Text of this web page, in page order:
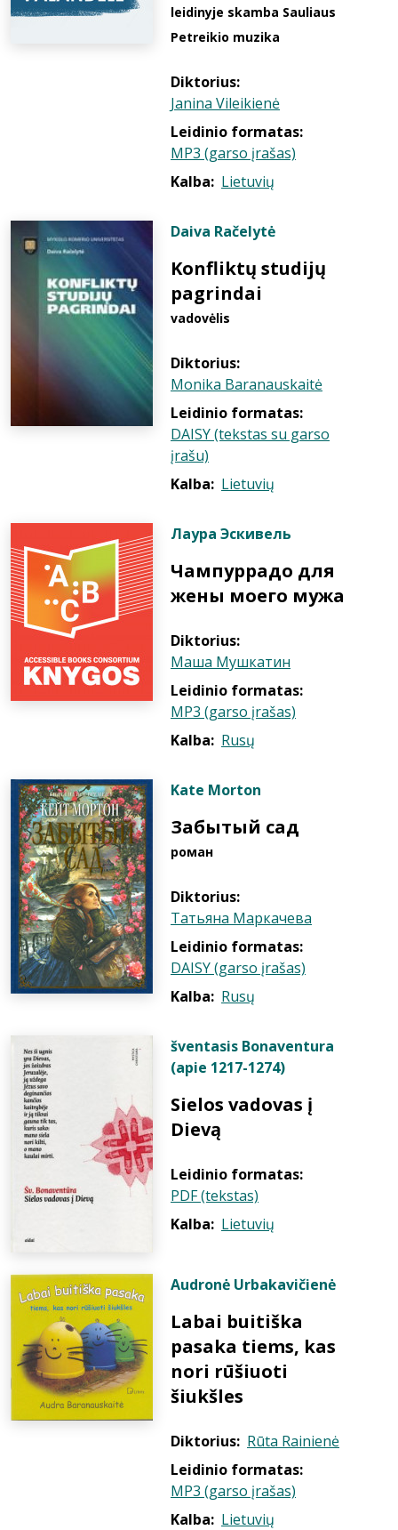
leidinyje skamba Sauliaus
Petreikio muzika
Diktorius:
Janina Vileikienė
Leidinio formatas:
MP3 (garso įrašas)
Kalba: Lietuvių
Daiva Račelytė
Konfliktų studijų
pagrindai
vadovėlis
Diktorius:
Monika Baranauskaitė
Leidinio formatas:
DAISY (tekstas su garso
įrašu)
Kalba: Lietuvių
Лаура Эскивель
Чампуррадо для
жены моего мужа
Diktorius:
Маша Мушкатин
Leidinio formatas:
MP3 (garso įrašas)
Kalba: Rusų
Kate Morton
Забытый сад
роман
Diktorius:
Татьяна Маркачева
Leidinio formatas:
DAISY (garso įrašas)
Kalba: Rusų
šventasis Bonaventura
(apie 1217-1274)
Sielos vadovas į
Dievą
Leidinio formatas:
PDF (tekstas)
Kalba: Lietuvių
Audronė Urbakavičienė
Labai buitiška
pasaka tiems, kas
nori rūšiuoti
šiukšles
Diktorius: Rūta Rainienė
Leidinio formatas:
MP3 (garso įrašas)
Kalba: Lietuvių